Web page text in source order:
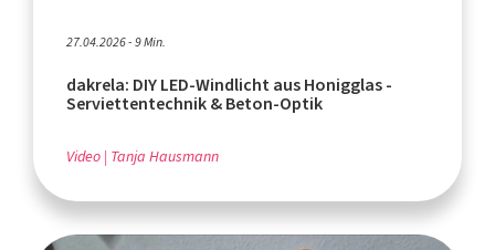
27.04.2026 - 9 Min.
dakrela: DIY LED-Windlicht aus Honigglas -
Serviettentechnik & Beton-Optik
Video Tanja Hausmann